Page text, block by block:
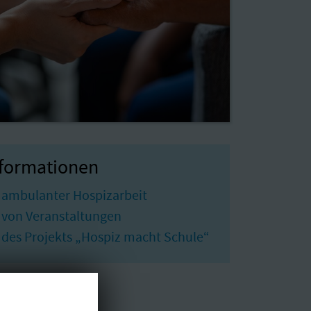
Hospizarbeit
Veranstaltungen
Projekts „Hospiz macht Schule“